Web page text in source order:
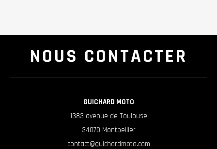
NOUS CONTACTER
GUICHARD MOTO
1383 avenue de Toulouse
34070 Montpellier
contact@guichardmoto.com